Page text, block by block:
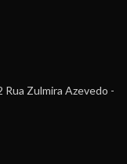
Rua Zulmira Azevedo -